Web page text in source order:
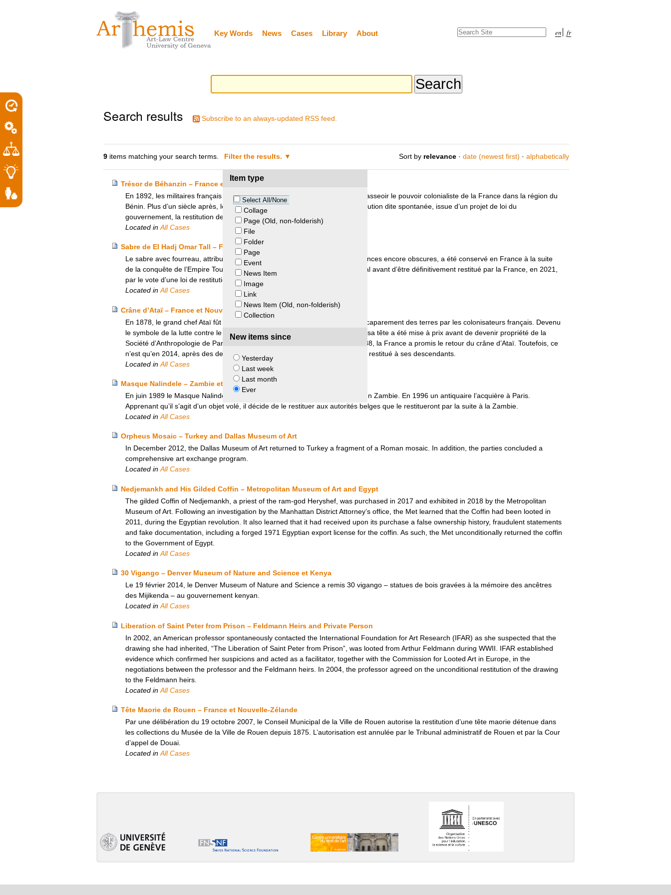
content.
Key Words News Cases Library About en fr
Search Site
Search results Subscribe to an always-updated RSS feed.
9 items matching your search terms. Filter the results.
Item type
Select All/None
Collage
Page (Old, non-folderish)
File
Folder
Page
Event
News Item
Image
Link
News Item (Old, non-folderish)
Collection
New items since
Yesterday
Last week
Last month
Ever
Sort by relevance · date (newest first) · alphabetically
Trésor de Béhanzin – France et Bénin
En 1892, les militaires français pillent le palais de Béhanzin à Abomey afin d’asseoir le pouvoir colonialiste de la France dans la région du
Bénin. Plus d’un siècle après, le Parlement français vote, par une loi de restitution dite spontanée, issue d’un projet de loi du
gouvernement, la restitution de ce trésor à son pays d’origine.
Located in All Cases
Sabre de El Hadj Omar Tall – France et Sénégal
Le sabre avec fourreau, attribué à El Hadj Omar Tall, pris dans des circonstances encore obscures, a été conservé en France à la suite
de la conquête de l’Empire Toucouleur, puis prêté à deux reprises au Sénégal avant d’être définitivement restitué par la France, en 2021,
par le vote d’une loi de restitution issue d’une initiative politique française.
Located inAll Cases
Crâne d’Ataï – France et Nouvelle-Calédonie
En 1878, le grand chef Ataï fût tué lors de la rébellion de son clan contre l’accaparement des terres par les colonisateurs français. Devenu
le symbole de la lutte contre le colonialisme français en Nouvelle-Calédonie, sa tête a été mise à prix avant de devenir propriété de la
Société d’Anthropologie de Paris (SAP). Dès les accords de Matignon en 1988, la France a promis le retour du crâne d’Ataï. Toutefois, ce
n’est qu’en 2014, après des demandes réitérées, que le crâne fut finalement restitué à ses descendants.
Located in All Cases
Masque Nalindele – Zambie et Personne privée
En juin 1989 le Masque Nalindele est volé au Musée national de Livingston en Zambie. En 1996 un antiquaire l’acquière à Paris.
Apprenant qu’il s’agit d’un objet volé, il décide de le restituer aux autorités belges que le restitueront par la suite à la Zambie.
Located in All Cases
Orpheus Mosaic – Turkey and Dallas Museum of Art
In December 2012, the Dallas Museum of Art returned to Turkey a fragment of a Roman mosaic. In addition, the parties concluded a
comprehensive art exchange program.
Located inAll Cases
Nedjemankh and His Gilded Coffin – Metropolitan Museum of Art and Egypt
The gilded Coffin of Nedjemankh, a priest of the ram-god Heryshef, was purchased in 2017 and exhibited in 2018 by the Metropolitan
Museum of Art. Following an investigation by the Manhattan District Attorney’s office, the Met learned that the Coffin had been looted in
2011, during the Egyptian revolution. It also learned that it had received upon its purchase a false ownership history, fraudulent statements
and fake documentation, including a forged 1971 Egyptian export license for the coffin. As such, the Met unconditionally returned the coffin
to the Government of Egypt.
Located in All Cases
30 Vigango – Denver Museum of Nature and Science et Kenya
Le 19 février 2014, le Denver Museum of Nature and Science a remis 30 vigango – statues de bois gravées à la mémoire des ancêtres
des Mijikenda – au gouvernement kenyan.
Located inAll Cases
Liberation of Saint Peter from Prison – Feldmann Heirs and Private Person
In 2002, an American professor spontaneously contacted the International Foundation for Art Research (IFAR) as she suspected that the
drawing she had inherited, “The Liberation of Saint Peter from Prison”, was looted from Arthur Feldmann during WWII. IFAR established
evidence which confirmed her suspicions and acted as a facilitator, together with the Commission for Looted Art in Europe, in the
negotiations between the professor and the Feldmann heirs. In 2004, the professor agreed on the unconditional restitution of the drawing
to the Feldmann heirs.
Located in All Cases
Tête Maorie de Rouen – France et Nouvelle-Zélande
Par une délibération du 19 octobre 2007, le Conseil Municipal de la Ville de Rouen autorise la restitution d’une tête maorie détenue dans
les collections du Musée de la Ville de Rouen depuis 1875. L’autorisation est annulée par le Tribunal administratif de Rouen et par la Cour
d’appel de Douai.
Located in All Cases